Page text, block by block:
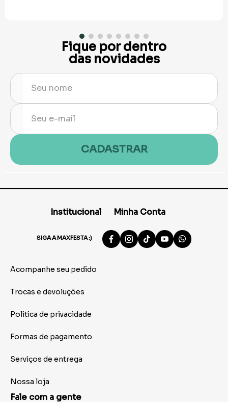
Fique por dentro
das novidades
CADASTRAR
Institucional Minha Conta
SIGA A MAXFESTA :)
Acompanhe seu pedido
Trocas e devoluções
Politica de privacidade
Formas de pagamento
Serviços de entrega
Nossa loja
Fale com a gente